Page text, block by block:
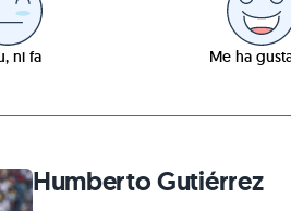
ni fa Me ha
Humberto Gutiérrez